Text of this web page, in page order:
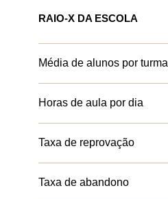
RAIO-X DA ESCOLA
Média de alunos por turma
Horas de aula por dia
Taxa de reprovação
Taxa de abandono